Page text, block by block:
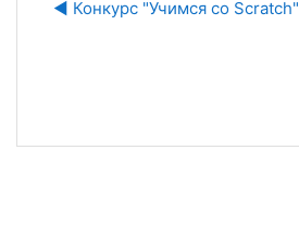
◀︎ Конкурс "Учимся со Scratch"